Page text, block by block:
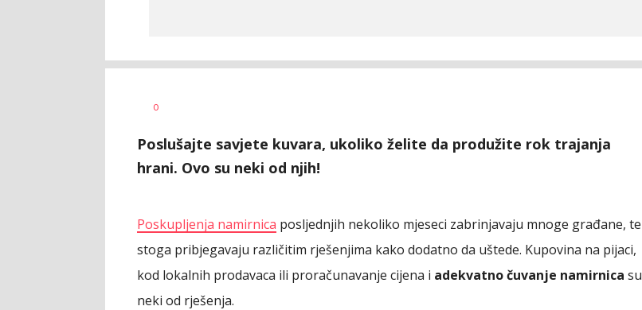
AUTOR
0
Poslušajte savjete kuvara, ukoliko želite da produžite rok trajanja
hrani. Ovo su neki od njih!
Poskupljenja namirnica posljednjih nekoliko mjeseci zabrinjavaju mnoge građane, te
stoga pribjegavaju različitim rješenjima kako dodatno da uštede. Kupovina na pijaci,
kod lokalnih prodavaca ili proračunavanje cijena i adekvatno čuvanje namirnica su
neki od rješenja.